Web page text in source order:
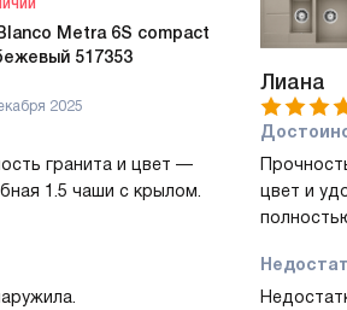
Metra 6S compact
517353
2025
гранита и цвет —
1.5 чаши с крылом.
Лиана
цвет и